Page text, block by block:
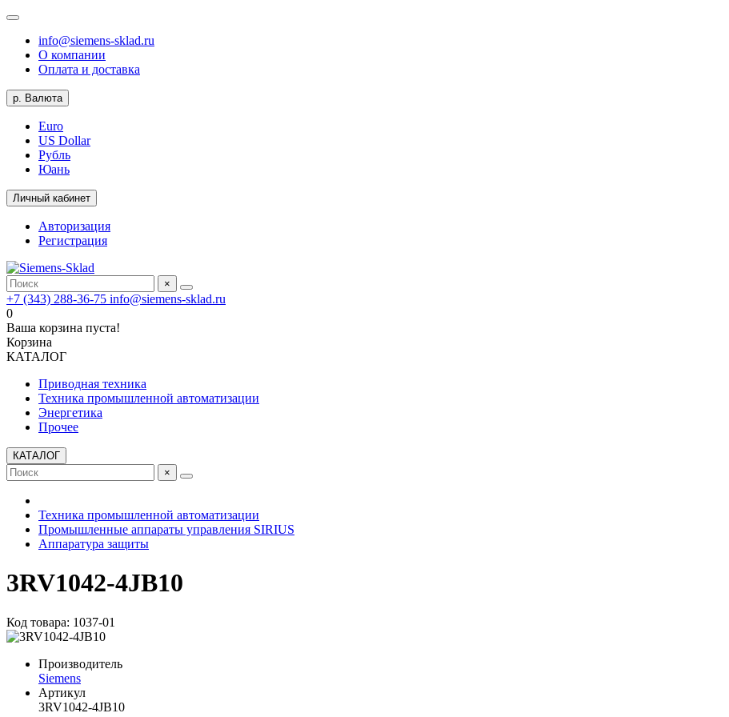
info@siemens-sklad.ru
О компании
Оплата и доставка
р. Валюта
Euro
US Dollar
Рубль
Юань
Личный кабинет
Авторизация
Регистрация
×
+7 (343) 288-36-75 info@siemens-sklad.ru
0
Ваша корзина пуста!
Корзина
КАТАЛОГ
Приводная техника
Техника промышленной автоматизации
Энергетика
Прочее
КАТАЛОГ
×
Техника промышленной автоматизации
Промышленные аппараты управления SIRIUS
Аппаратура защиты
3RV1042-4JB10
Код товара: 1037-01
Производитель
Siemens
Артикул
3RV1042-4JB10